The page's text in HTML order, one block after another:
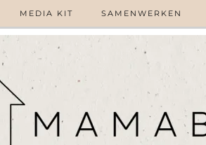
MEDIA KIT SAMENWERKEN